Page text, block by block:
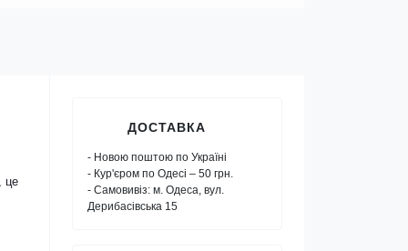
це
ДОСТАВКА
- Новою поштою по Україні
- Кур'єром по Одесі – 50 грн.
- Самовивіз: м. Одеса, вул.
Дерибасівська 15